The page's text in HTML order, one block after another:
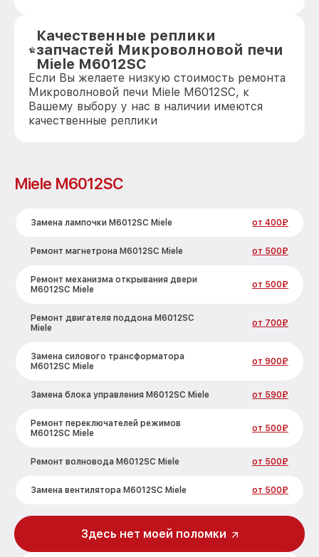
Качественные реплики
запчастей Микроволновой печи
Miele M6012SC
Если Вы желаете низкую стоимость ремонта
Микроволновой печи Miele M6012SC, к
Вашему выбору у нас в наличии имеются
качественные реплики
Miele M6012SC
Замена лампочки M6012SC Miele от 400₽
Ремонт магнетрона M6012SC Miele от 500₽
Ремонт механизма открывания двери
M6012SC Miele
от 500₽
Ремонт двигателя поддона M6012SC
Miele
от 700₽
Замена силового трансформатора
M6012SC Miele
от 900₽
Замена блока управления M6012SC Miele от 590₽
Ремонт переключателей режимов
M6012SC Miele
от 500₽
Ремонт волновода M6012SC Miele от 500₽
Замена вентилятора M6012SC Miele от 500₽
Замена ТЭН M6012SC Miele от 1000₽
Здесь нет моей поломки